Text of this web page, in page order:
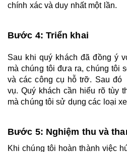
chính xác và duy nhất một lần.
Bước 4: Triển khai
Sau khi quý khách đã đồng ý
mà chúng tôi đưa ra, chúng tôi
và các công cụ hỗ trỡ. Sau đó
vụ. Quý khách cần hiểu rõ tùy
mà chúng tôi sử dụng các loại
Bước 5: Nghiệm thu và
Khi chúng tôi hoàn thành việc